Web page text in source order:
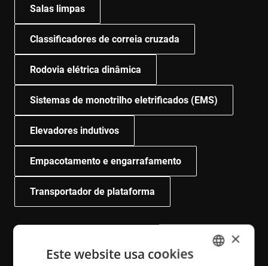
Salas limpas
Classificadores de correia cruzada
Rodovia elétrica dinâmica
Sistemas de monotrilho eletrificados (EMS)
Elevadores indutivos
Empacotamento e engarrafamento
Transportador de plataforma
PRODUTOS RELACIONADOS
×
Este website usa cookies